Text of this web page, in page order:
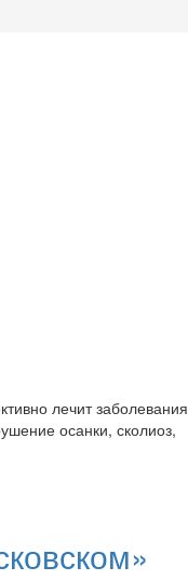
лечит заболевания
осанки, сколиоз,